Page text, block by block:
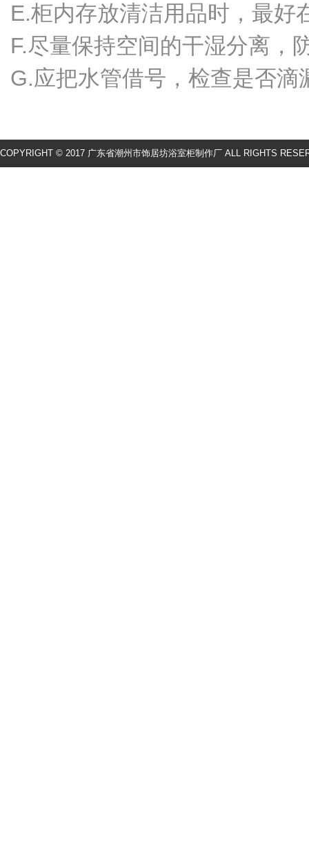
E.柜内存放清洁用品时，最好
F.尽量保持空间的干湿分离，
G.应把水管借号，检查是否滴
COPYRIGHT © 2017 广东省潮州市饰居坊浴室柜制作厂 ALL RIGHTS